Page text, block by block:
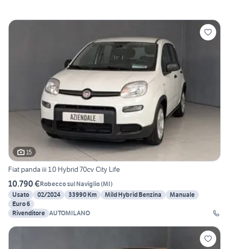
15
Fiat panda iii 1.0 Hybrid 70cv City Life
10.790 €Robecco sul Naviglio(MI)
Usato
02/2024 33990 Km Mild Hybrid Benzina
Manuale
Euro 6
Rivenditore AUTOMILANO